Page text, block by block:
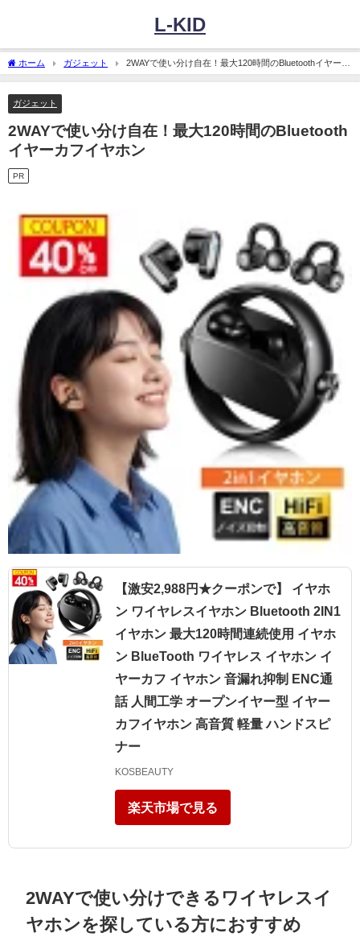
L-KID
ホーム ガジェット
2WAYで使い分け自在！最大120時間のBluetoothイヤーカ
フイヤホン
ガジェット
2WAYで使い分け自在！最大120時間のBluetooth
イヤーカフイヤホン
PR
【激安2,988円★クーポンで】 イヤホ
ン ワイヤレスイヤホン Bluetooth 2IN1
イヤホン 最大120時間連続使用 イヤホ
ン BlueTooth ワイヤレス イヤホン イ
ヤーカフ イヤホン 音漏れ抑制 ENC通
話 人間工学 オープンイヤー型 イヤー
カフイヤホン 高音質 軽量 ハンドスピ
ナー
KOSBEAUTY
楽天市場で見る
2WAYで使い分けできるワイヤレスイ
ヤホンを探している方におすすめ